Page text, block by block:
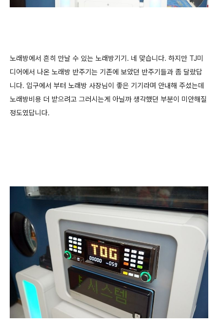
노래방에서 흔히 만날 수 있는 노래방기기. 네 맞습니다. 하지만 TJ미
디어에서 나온 노래방 반주기는 기존에 보았던 반주기들과 좀 달랐답
니다. 입구에서 부터 노래방 사장님이 좋은 기기라며 안내해 주셨는데
노래방비용 더 받으려고 그러시는게 아닐까 생각했던 부분이 미안해질
정도였답니다.